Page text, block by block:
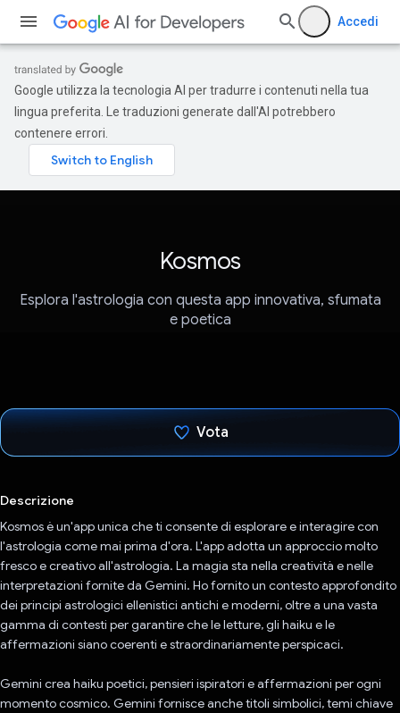
Accedi
Google utilizza la tecnologia AI per tradurre i contenuti nella tua
lingua preferita. Le traduzioni generate dall'AI potrebbero
contenere errori.
Kosmos
Esplora l'astrologia con questa app innovativa, sfumata
e poetica
Vota
Descrizione
Kosmos è un'app unica che ti consente di esplorare e interagire con
l'astrologia come mai prima d'ora. L'app adotta un approccio molto
fresco e creativo all'astrologia. La magia sta nella creatività e nelle
interpretazioni fornite da Gemini. Ho fornito un contesto approfondito
dei principi astrologici ellenistici antichi e moderni, oltre a una vasta
gamma di contesti per garantire che le letture, gli haiku e le
affermazioni siano coerenti e straordinariamente perspicaci.
Gemini crea haiku poetici, pensieri ispiratori e affermazioni per ogni
momento cosmico. Gemini fornisce anche titoli simbolici, temi chiave